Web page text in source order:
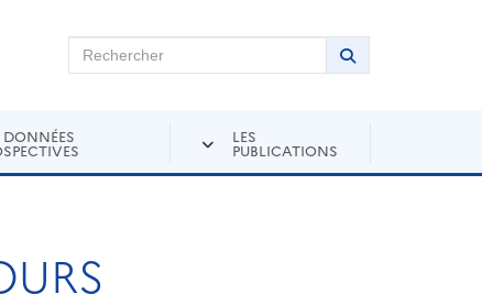
sur Andra Inventaire Rechercher
Lancer la
DONNÉES LES
PUBLICATIONS